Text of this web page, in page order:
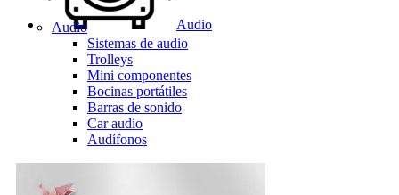
Audio
Audio
Sistemas de audio
Trolleys
Mini componentes
Bocinas portátiles
Barras de sonido
Car audio
Audífonos